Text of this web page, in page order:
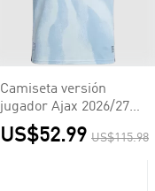
Camiseta versión
jugador Ajax 2026/27
Tercera Equipación -
Versión Jugador
US$52.99 US$115.98